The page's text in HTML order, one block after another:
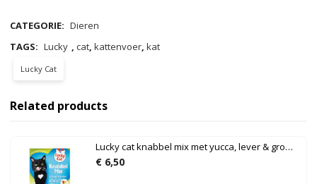
CATEGORIE: Dieren
TAGS: Lucky ,cat,kattenvoer,kat
Lucky Cat
Related products
Lucky cat knabbel mix met yucca, lever & groenten 1kg
€ 6,50